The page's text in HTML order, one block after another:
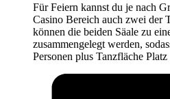
Für Feiern kannst du je nach
Casino Bereich auch zwei der
können die beiden Säale zu
zusammengelegt werden,
Personen plus Tanzfläche Platz